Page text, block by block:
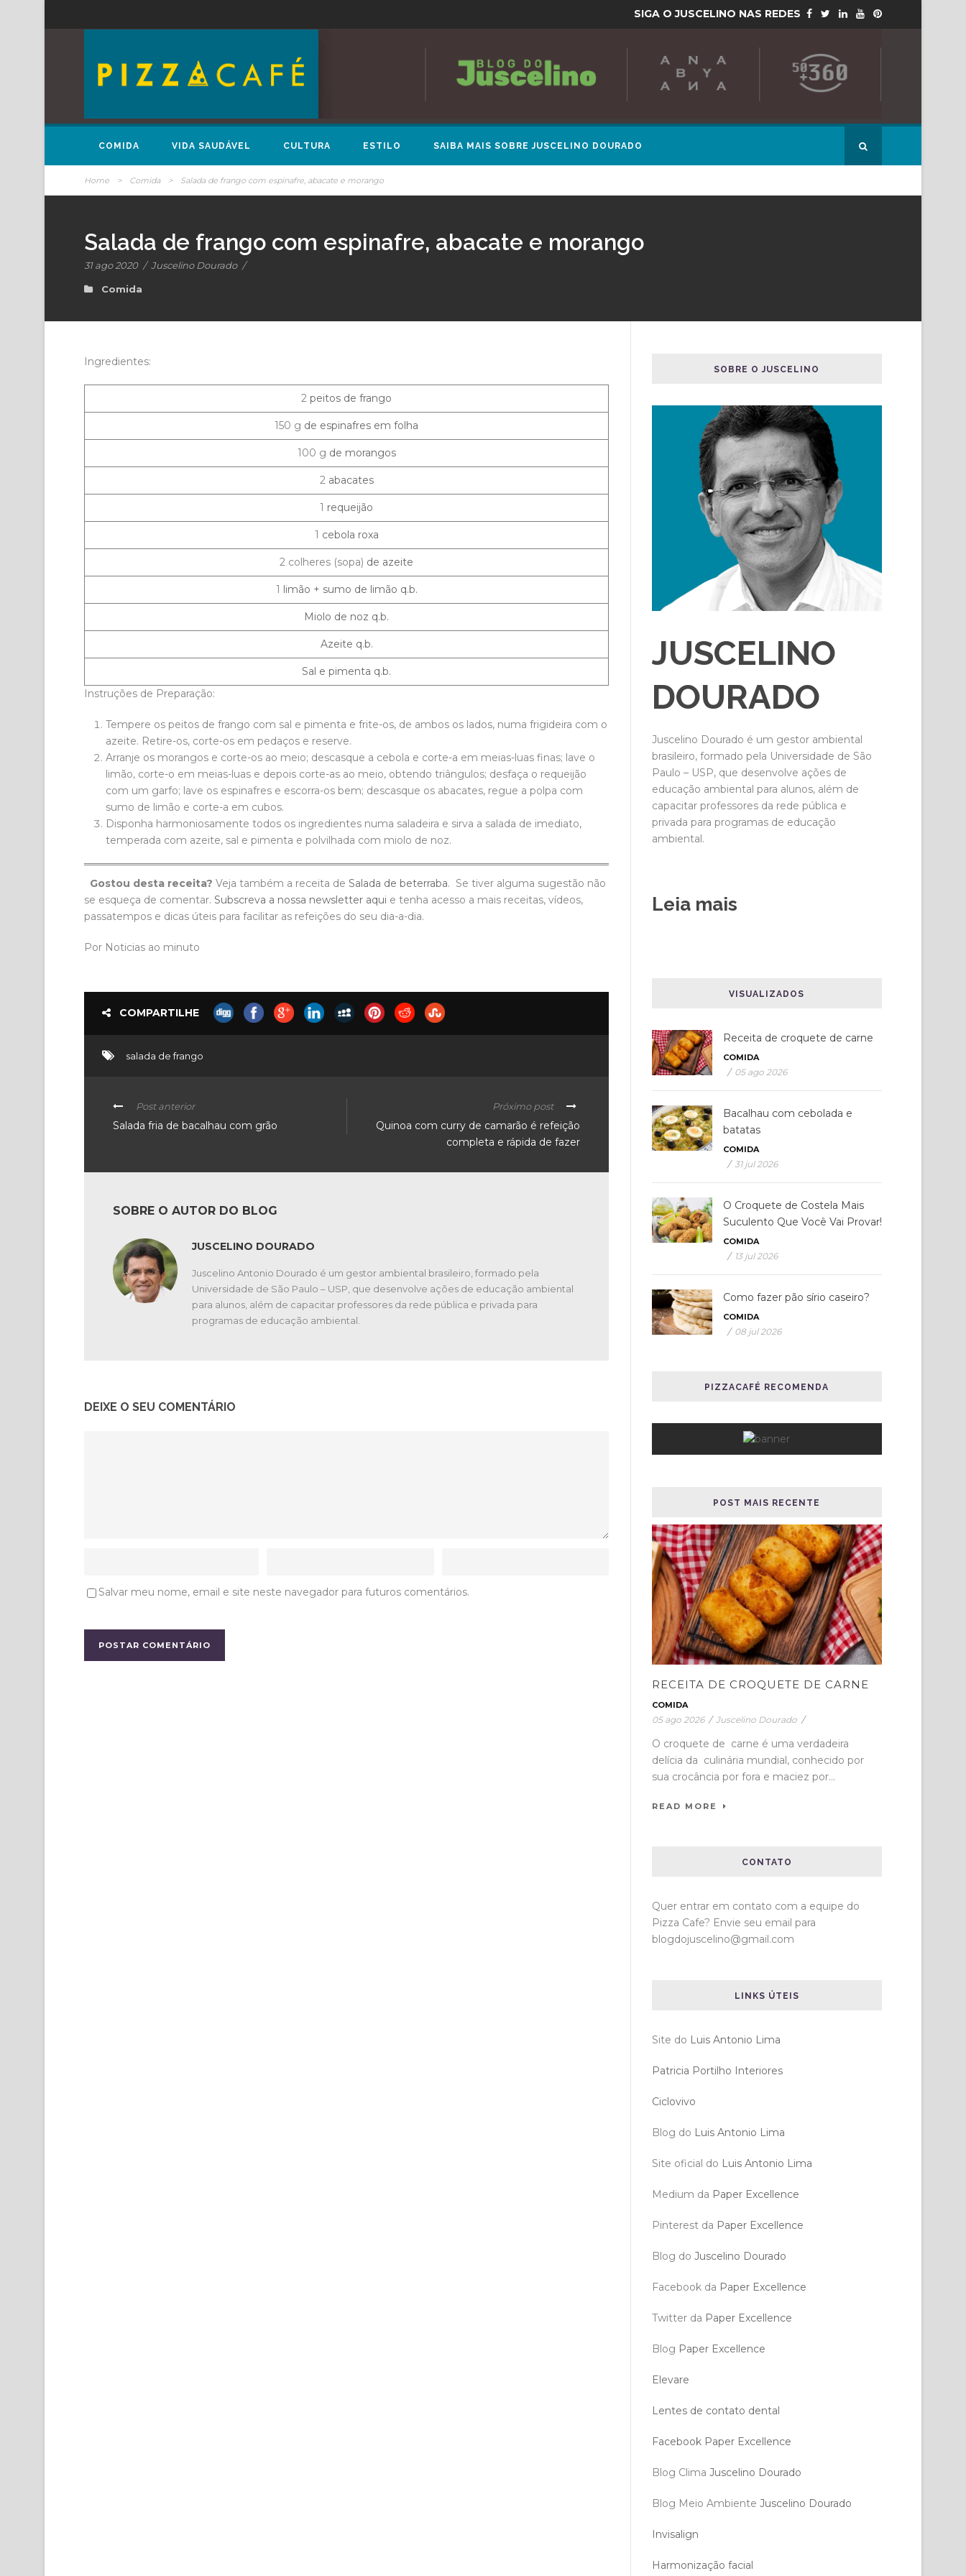
SIGA O JUSCELINO NAS REDES
COMIDA VIDA SAUDÁVEL CULTURA ESTILO SAIBA MAIS SOBRE JUSCELINO DOURADO
Home > Comida > Salada de frango com espinafre, abacate e morango
Salada de frango com espinafre, abacate e morango
31 ago 2020 / Juscelino Dourado /
Comida
Ingredientes:
2 peitos de frango
150 g de espinafres em folha
100 g de morangos
2 abacates
1 requeijão
1 cebola roxa
2 colheres (sopa) de azeite
1 limão + sumo de limão q.b.
Miolo de noz q.b.
Azeite q.b.
Sal e pimenta q.b.
Instruções de Preparação:
Tempere os peitos de frango com sal e pimenta e frite-os, de ambos os lados, numa frigideira com o
azeite. Retire-os, corte-os em pedaços e reserve.
Arranje os morangos e corte-os ao meio; descasque a cebola e corte-a em meias-luas finas; lave o
limão, corte-o em meias-luas e depois corte-as ao meio, obtendo triângulos; desfaça o requeijão
com um garfo; lave os espinafres e escorra-os bem; descasque os abacates, regue a polpa com
sumo de limão e corte-a em cubos.
Disponha harmoniosamente todos os ingredientes numa saladeira e sirva a salada de imediato,
temperada com azeite, sal e pimenta e polvilhada com miolo de noz.
Gostou desta receita? Veja também a receita de Salada de beterraba. Se tiver alguma sugestão não
se esqueça de comentar. Subscreva a nossa newsletter aqui e tenha acesso a mais receitas, vídeos,
passatempos e dicas úteis para facilitar as refeições do seu dia-a-dia.
Por Noticias ao minuto
COMPARTILHE
salada de frango
Post anterior
Salada fria de bacalhau com grão
Próximo post
Quinoa com curry de camarão é refeição
completa e rápida de fazer
SOBRE O AUTOR DO BLOG
JUSCELINO DOURADO
Juscelino Antonio Dourado é um gestor ambiental brasileiro, formado pela
Universidade de São Paulo – USP, que desenvolve ações de educação ambiental
para alunos, além de capacitar professores da rede pública e privada para
programas de educação ambiental.
DEIXE O SEU COMENTÁRIO
Salvar meu nome, email e site neste navegador para futuros comentários.
SOBRE O JUSCELINO
JUSCELINO
DOURADO
Juscelino Dourado é um gestor ambiental
brasileiro, formado pela Universidade de São
Paulo – USP, que desenvolve ações de
educação ambiental para alunos, além de
capacitar professores da rede pública e
privada para programas de educação
ambiental.
Leia mais
VISUALIZADOS
Receita de croquete de carne
COMIDA
/ 05 ago 2026
Bacalhau com cebolada e
batatas
COMIDA
/ 31 jul 2026
O Croquete de Costela Mais
Suculento Que Você Vai Provar!
COMIDA
/ 13 jul 2026
Como fazer pão sírio caseiro?
COMIDA
/ 08 jul 2026
PIZZACAFÉ RECOMENDA
POST MAIS RECENTE
RECEITA DE CROQUETE DE CARNE
COMIDA
05 ago 2026 / Juscelino Dourado /
O croquete de carne é uma verdadeira
delícia da culinária mundial, conhecido por
sua crocância por fora e maciez por...
READ MORE
CONTATO
Quer entrar em contato com a equipe do
Pizza Cafe? Envie seu email para
blogdojuscelino@gmail.com
LINKS ÚTEIS
Site do Luis Antonio Lima
Patricia Portilho Interiores
Ciclovivo
Blog do Luis Antonio Lima
Site oficial do Luis Antonio Lima
Medium da Paper Excellence
Pinterest da Paper Excellence
Blog do Juscelino Dourado
Facebook da Paper Excellence
Twitter da Paper Excellence
Blog Paper Excellence
Elevare
Lentes de contato dental
Facebook Paper Excellence
Blog Clima Juscelino Dourado
Blog Meio Ambiente Juscelino Dourado
Invisalign
Harmonização facial